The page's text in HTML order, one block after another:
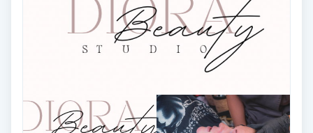
Barber